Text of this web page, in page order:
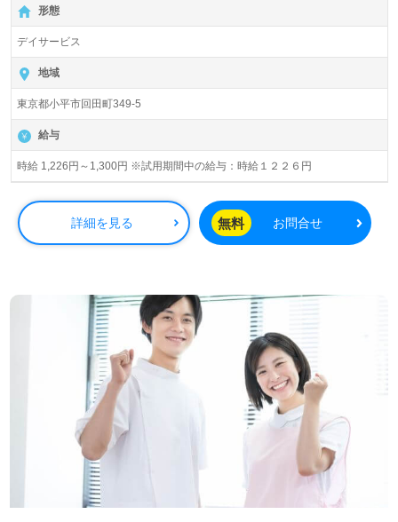
形態
デイサービス
地域
東京都小平市回田町349-5
給与
時給 1,226円～1,300円 ※試用期間中の給与：時給１２２６円
詳細を見る 無料 お問合せ